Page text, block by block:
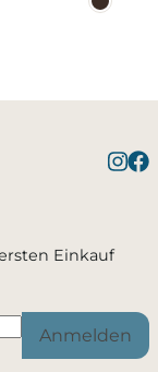
gelegt
der
Einkauf
Anmelden